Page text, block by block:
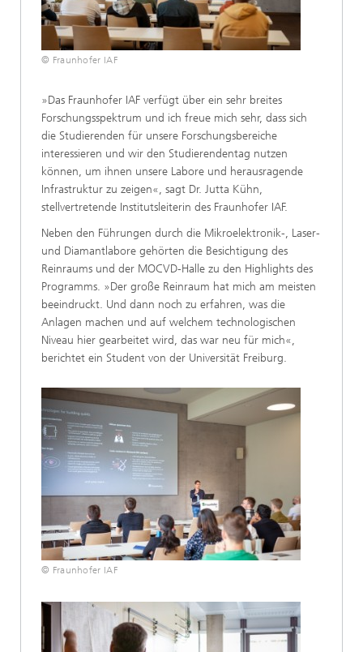
© Fraunhofer IAF
»Das Fraunhofer IAF verfügt über ein sehr breites
Forschungsspektrum und ich freue mich sehr, dass sich
die Studierenden für unsere Forschungsbereiche
interessieren und wir den Studierendentag nutzen
können, um ihnen unsere Labore und herausragende
Infrastruktur zu zeigen«, sagt Dr. Jutta Kühn,
stellvertretende Institutsleiterin des Fraunhofer IAF.
Neben den Führungen durch die Mikroelektronik-, Laser-
und Diamantlabore gehörten die Besichtigung des
Reinraums und der MOCVD-Halle zu den Highlights des
Programms. »Der große Reinraum hat mich am meisten
beeindruckt. Und dann noch zu erfahren, was die
Anlagen machen und auf welchem technologischen
Niveau hier gearbeitet wird, das war neu für mich«,
berichtet ein Student von der Universität Freiburg.
© Fraunhofer IAF